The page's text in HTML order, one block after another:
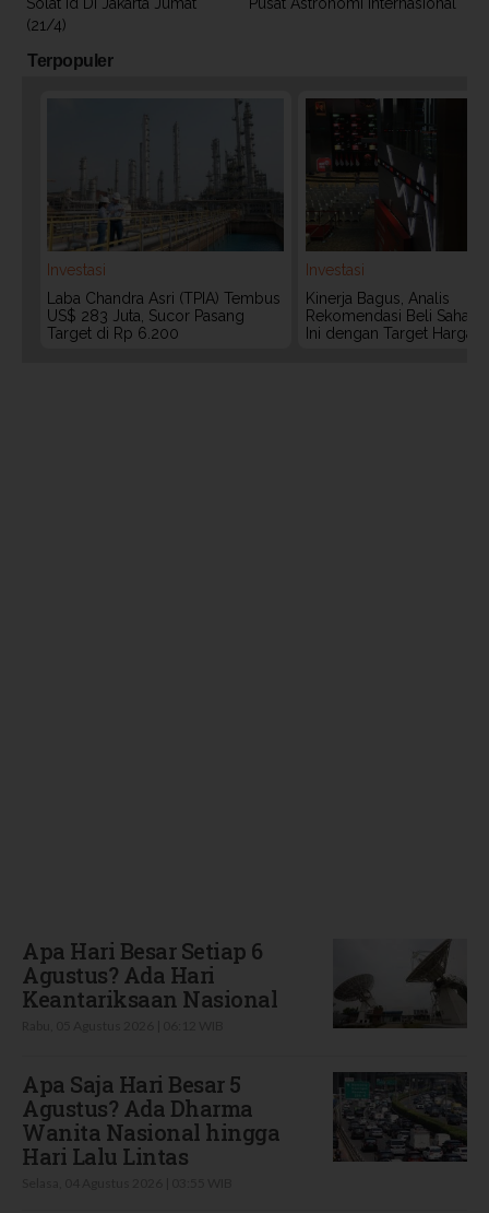
(21/4)
Terpopuler
Investasi
Laba Chandra Asri (TPIA) Tembus
US$ 283 Juta, Sucor Pasang
Target di Rp 6.200
Investasi
Kinerja Bagus, Analis
Rekomendasi Beli Saham
Ini dengan Target Harga
Apa Hari Besar Setiap 6
Agustus? Ada Hari
Keantariksaan Nasional
Apa Saja Hari Besar 5
Agustus? Ada Dharma
Wanita Nasional hingga
Hari Lalu Lintas